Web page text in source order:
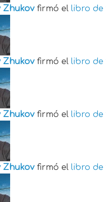
Zhukov firmó el libro de
Zhukov firmó el libro de
Zhukov firmó el libro de
Zhukov firmó el libro de